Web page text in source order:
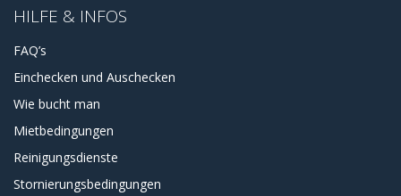
HILFE & INFOS
FAQ’s
Einchecken und Auschecken
Wie bucht man
Mietbedingungen
Reinigungsdienste
Stornierungsbedingungen